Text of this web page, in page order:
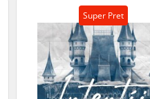
Super Pret